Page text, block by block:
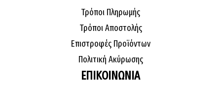
Τρόποι Πληρωμής
Τρόποι Αποστολής
Επιστροφές Προϊόντων
Πολιτική Ακύρωσης
ΕΠΙΚΟΙΝΩΝΙΑ